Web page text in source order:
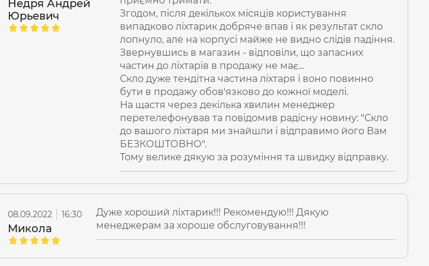
Відмінний, сучасний, високоефективний ліхтар буде прекрасним супутником під
час активного відпочинку. Зручний в застосуванні. Гарантія3 рокина ліхтар та
рікна акумулятор.
Недря Андрей
Юрьевич
Згодом, після декількох місяців користування
випадково ліхтарик добряче впав і як результат скло
лопнуло, але на корпусі майже не видно слідів падіння.
Звернувшись в магазин - відповіли, що запасних
частин до ліхтарів в продажу не має...
Скло дуже тендітна частина ліхтаря і воно повинно
бути в продажу обов'язково до кожної моделі.
На щастя через декілька хвилин менеджер
перетелефонував та повідомив радісну новину: "Скло
до вашого ліхтаря ми знайшли і відправимо його Вам
БЕЗКОШТОВНО".
Тому велике дякую за розуміння та швидку відправку.
08.09.2022 16:30
Микола
Дуже хороший ліхтарик!!! Рекомендую!!! Дякую
менеджерам за хороше обслуговування!!!